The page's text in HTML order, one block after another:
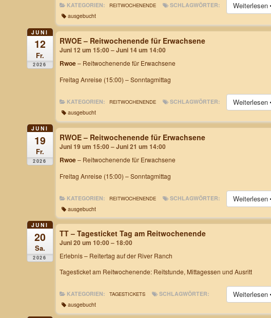
Weiterlesen
KATEGORIEN: REITWOCHENENDE
SCHLAGWÖRTER:
ausgebucht
JUNI
12
Fr.
2026
RWOE – Reitwochenende für Erwachsene
Juni 12 um 15:00 – Juni 14 um 14:00
Rwoe– Reitwochenende für Erwachsene
Freitag Anreise (15:00) – Sonntagmittag
Weiterlesen
KATEGORIEN: REITWOCHENENDE
SCHLAGWÖRTER:
ausgebucht
JUNI
19
Fr.
2026
RWOE – Reitwochenende für Erwachsene
Juni 19 um 15:00 – Juni 21 um 14:00
Rwoe– Reitwochenende für Erwachsene
Freitag Anreise (15:00) – Sonntagmittag
Weiterlesen
KATEGORIEN: REITWOCHENENDE
SCHLAGWÖRTER:
ausgebucht
JUNI
20
Sa.
2026
TT – Tagesticket Tag am Reitwochenende
Juni 20 um 10:00 – 18:00
Erlebnis – Reitertag auf der River Ranch
Tagesticket am Reitwochenende: Reitstunde, Mittagessen und Ausritt
Weiterlesen
KATEGORIEN: TAGESTICKETS
SCHLAGWÖRTER:
ausgebucht